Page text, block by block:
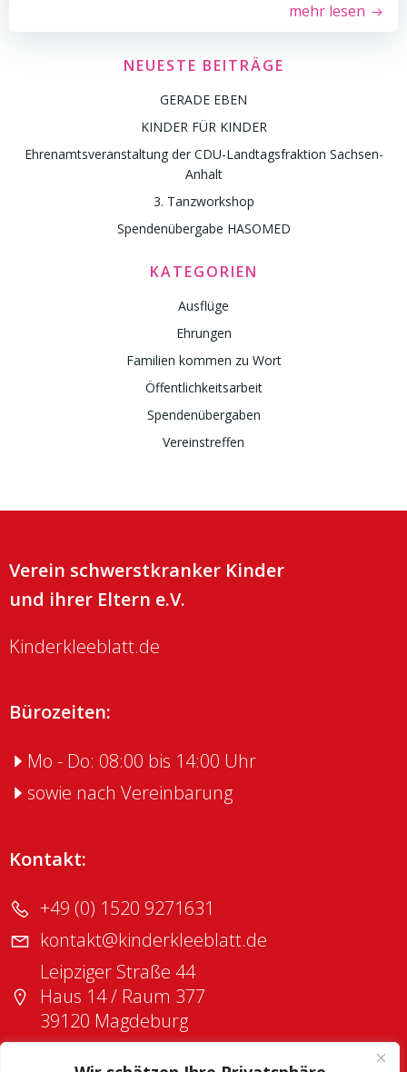
mehr lesen
NEUESTE BEITRÄGE
GERADE EBEN
KINDER FÜR KINDER
Ehrenamtsveranstaltung der CDU-Landtagsfraktion Sachsen-
Anhalt
3. Tanzworkshop
Spendenübergabe HASOMED
KATEGORIEN
Ausflüge
Ehrungen
Familien kommen zu Wort
Öffentlichkeitsarbeit
Spendenübergaben
Vereinstreffen
Verein schwerstkranker Kinder
und ihrer Eltern e.V.
Kinderkleeblatt.de
Bürozeiten:
Mo - Do: 08:00 bis 14:00 Uhr
sowie nach Vereinbarung
Kontakt:
+49 (0) 1520 9271631
kontakt@kinderkleeblatt.de
Leipziger Straße 44
Haus 14 / Raum 377
39120 Magdeburg